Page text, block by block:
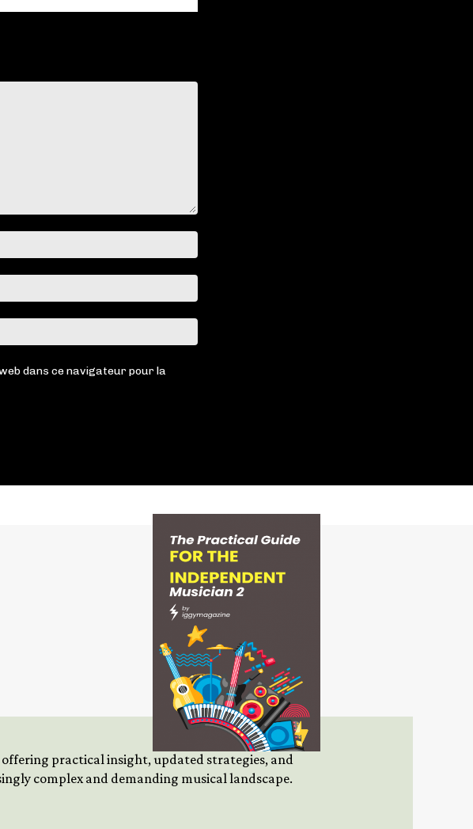
:*
:*
:
dans ce navigateur pour la
practical insight, updated strategies, and
complex and demanding musical landscape.